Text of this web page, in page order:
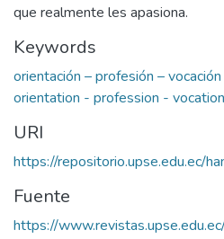
que realmente les apasiona.
Keywords
orientación – profesión –
orientation - profession -
URI
https://repositorio.upse.edu.ec/
Fuente
https://